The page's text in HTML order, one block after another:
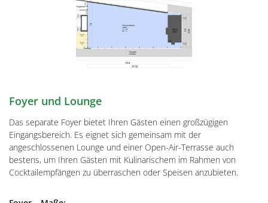
Foyer und Lounge
Das separate Foyer bietet Ihren Gästen einen großzügigen
Eingangsbereich. Es eignet sich gemeinsam mit der
angeschlossenen Lounge und einer Open-Air-Terrasse auch
bestens, um Ihren Gästen mit Kulinarischem im Rahmen von
Cocktailempfängen zu überraschen oder Speisen anzubieten.